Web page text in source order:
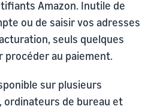
Amazon. Inutile de
ou de saisir vos adresses
seuls quelques
au paiement.
sur plusieurs
ordinateurs de bureau et